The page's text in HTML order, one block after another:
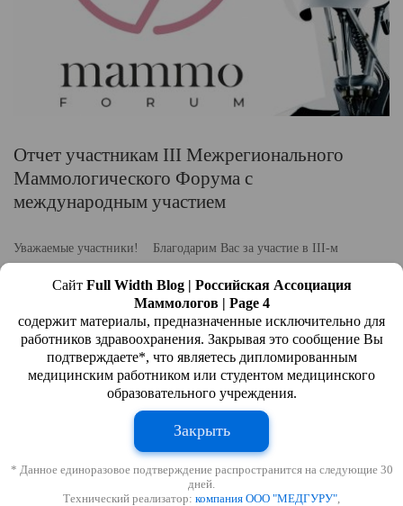
Отчет участникам III Межрегионального
Маммологического Форума с
международным участием
Уважаемые участники! Благодарим Вас за участие в III-м
участие. Мы признательны Вам за Ваше неравнодушие и Ваше
стремление вместе с нами расти и совершенствоваться в наше
нелегкую, но в то же время очень важную работу. В качестве
признательности за Ваше участие хотим поделится самыми
интересными моментами нашего Форума в […]
ПОДРОБНЕЕ
Сайт Full Width Blog | Российская Ассоциация
Маммологов | Page 4
содержит материалы, предназначенные исключительно для
работников здравоохранения. Закрывая это сообщение Вы
подтверждаете*, что являетесь дипломированным
медицинским работником или студентом медицинского
образовательного учреждения.
Закрыть
* Данное единоразовое подтверждение распространится на следующие 30
дней.
Технический реализатор: компания ООО "МЕДГУРУ"